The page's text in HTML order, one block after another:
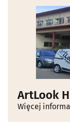
ArtLook
Więcej